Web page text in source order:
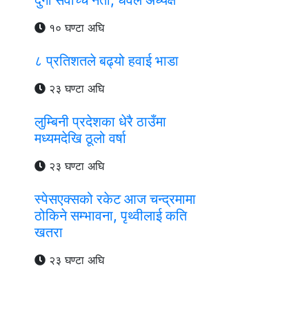
१० घण्टा अघि
८ प्रतिशतले बढ्यो हवाई भाडा
२३ घण्टा अघि
लुम्बिनी प्रदेशका धेरै ठाउँमा
मध्यमदेखि ठूलो वर्षा
२३ घण्टा अघि
स्पेसएक्सको रकेट आज चन्द्रमामा
ठोकिने सम्भावना, पृथ्वीलाई कति
खतरा
२३ घण्टा अघि